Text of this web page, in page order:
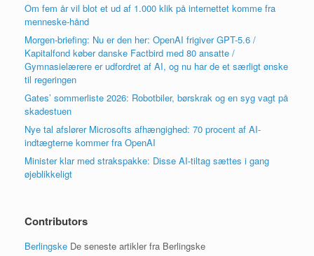
Om fem år vil blot et ud af 1.000 klik på internettet komme fra
menneske-hånd
Morgen-briefing: Nu er den her: OpenAI frigiver GPT-5.6 /
Kapitalfond køber danske Factbird med 80 ansatte /
Gymnasielærere er udfordret af AI, og nu har de et særligt ønske
til regeringen
Gates’ sommerliste 2026: Robotbiler, børskrak og en syg vagt på
skadestuen
Nye tal afslører Microsofts afhængighed: 70 procent af AI-
indtægterne kommer fra OpenAI
Minister klar med strakspakke: Disse AI-tiltag sættes i gang
øjeblikkeligt
Contributors
Berlingske De seneste artikler fra Berlingske